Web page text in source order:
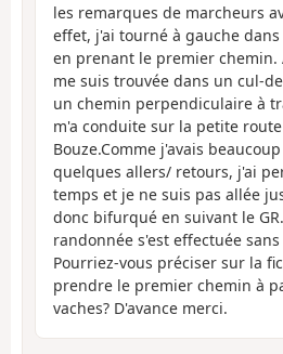
les remarques de marcheurs
effet, j'ai tourné à gauche
en prenant le premier chemin.
me suis trouvée dans un cul-
un chemin perpendiculaire à
m'a conduite sur la petite
Bouze.Comme j'avais
quelques allers/ retours, j'ai
temps et je ne suis pas allée
donc bifurqué en suivant le
randonnée s'est effectuée
Pourriez-vous préciser sur la
prendre le premier chemin à
vaches? D'avance merci.